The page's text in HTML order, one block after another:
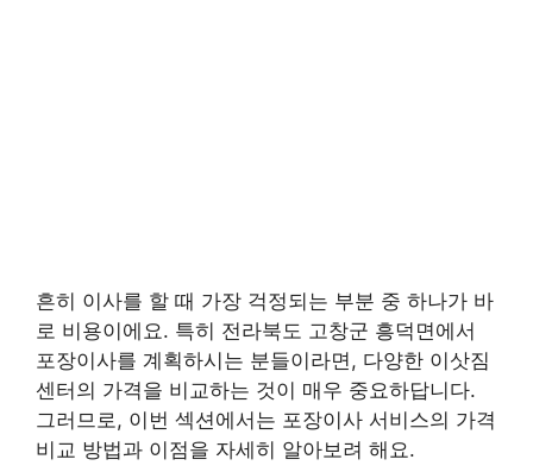
흔히 이사를 할 때 가장 걱정되는 부분 중 하나가 바
로 비용이에요. 특히 전라북도 고창군 흥덕면에서
포장이사를 계획하시는 분들이라면, 다양한 이삿짐
센터의 가격을 비교하는 것이 매우 중요하답니다.
그러므로, 이번 섹션에서는 포장이사 서비스의 가격
비교 방법과 이점을 자세히 알아보려 해요.